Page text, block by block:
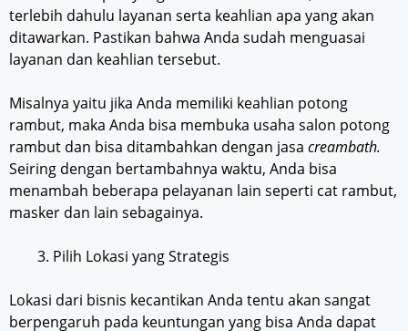
terlebih dahulu layanan serta keahlian apa yang akan
ditawarkan. Pastikan bahwa Anda sudah menguasai
layanan dan keahlian tersebut.
Misalnya yaitu jika Anda memiliki keahlian potong
rambut, maka Anda bisa membuka usaha salon potong
rambut dan bisa ditambahkan dengan jasa creambath.
Seiring dengan bertambahnya waktu, Anda bisa
menambah beberapa pelayanan lain seperti cat rambut,
masker dan lain sebagainya.
Pilih Lokasi yang Strategis
Lokasi dari bisnis kecantikan Anda tentu akan sangat
berpengaruh pada keuntungan yang bisa Anda dapat